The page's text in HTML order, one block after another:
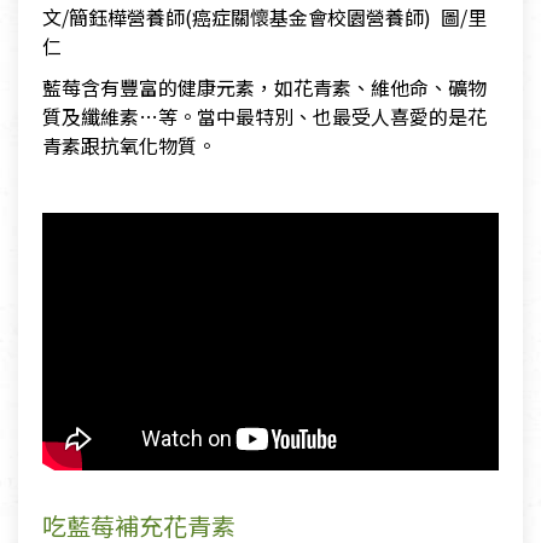
文/簡鈺樺營養師(癌症關懷基金會校園營養師) 圖/里
仁
藍莓含有豐富的健康元素，如花青素、維他命、礦物
質及纖維素…等。當中最特別、也最受人喜愛的是花
青素跟抗氧化物質。
吃藍莓補充花青素